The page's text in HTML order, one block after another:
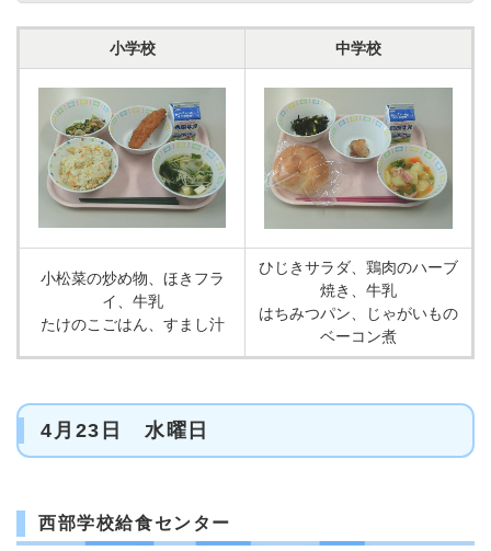
小学校 中学校
小松菜の炒め物、ほきフラ
イ、牛乳
たけのこごはん、すまし汁
ひじきサラダ、鶏肉のハーブ
焼き、牛乳
はちみつパン、じゃがいもの
ベーコン煮
4月23日 水曜日
西部学校給食センター